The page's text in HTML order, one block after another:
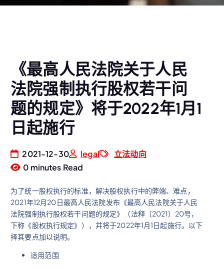
《最高人民法院关于人民
法院强制执行股权若干问
题的规定》将于2022年1月1
日起施行
2021-12-30 legal
立法动向
0 minutes Read
为了统一股权执行的标准，解决股权执行中的弊端、难点，
2021年12月20日最高人民法院发布《最高人民法院关于人民
法院强制执行股权若干问题的规定》（法释〔2021〕20号，
下称《股权执行规定》），并将于2022年1月1日起施行。以下
择其要点加以说明。
适用范围